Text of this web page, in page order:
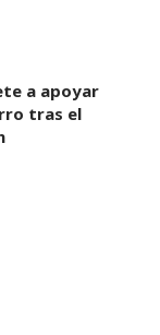
a apoyar
tras el